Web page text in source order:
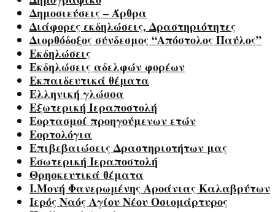
Δημοσιεύσεις – Άρθρα
Διάφορες εκδηλώσεις, Δραστηριότητες
Διορθόδοξος σύνδεσμος “Απόστολος Παύλος”
Εκδηλώσεις
Εκδηλώσεις αδελφών φορέων
Εκπαιδευτικά θέματα
Ελληνική γλώσσα
Εξωτερική Ιεραποστολή
Εορτασμοί προηγούμενων ετών
Εορτολόγια
Επιβεβαιώσεις Δραστηριοτήτων μας
Εσωτερική Ιεραποστολή
Θρησκευτικά θέματα
Ι.Μονή Φανερωμένης Αροάνιας Καλαβρύτων
Ιερός Ναός Αγίου Νέου Οσιομάρτυρος